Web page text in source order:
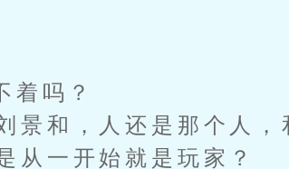
吗？
和，人还是那个人，
从一开始就是玩家？